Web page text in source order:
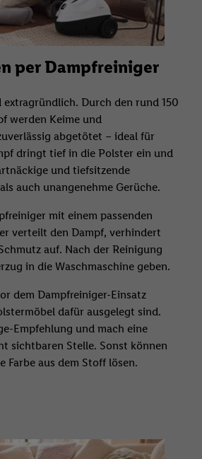
per Dampfreiniger
Durch den rund 150
werden Keime und
abgetötet – ideal für
dringt tief in die Polster ein und
und tiefsitzende
auch unangenehme Gerüche.
mit einem passenden
verteilt den Dampf, verhindert
auf. Nach der Reinigung
in die Waschmaschine geben.
dem Dampfreiniger-Einsatz
dafür ausgelegt sind.
Empfehlung und mach eine
sichtbaren Stelle. Sonst können
Farbe aus dem Stoff lösen.